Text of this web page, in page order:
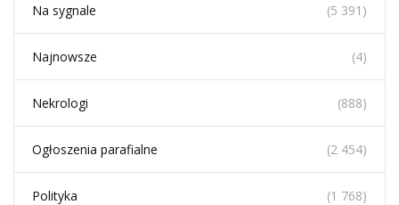
Na sygnale (5 391)
Najnowsze (4)
Nekrologi (888)
Ogłoszenia parafialne (2 454)
Polityka (1 768)